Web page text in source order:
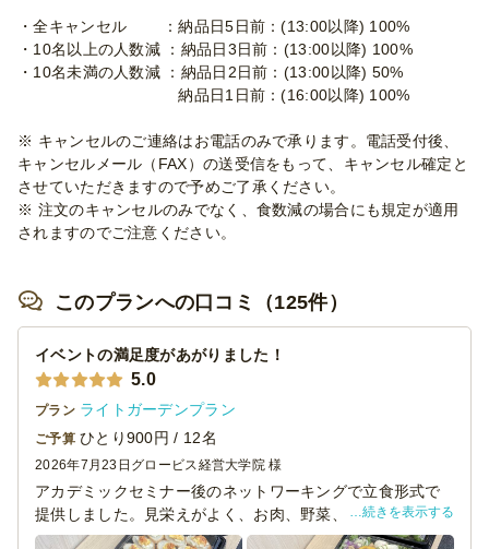
・全キャンセル ：納品日5日前：(13:00以降) 100%
・10名以上の人数減 ：納品日3日前：(13:00以降) 100%
・10名未満の人数減 ：納品日2日前：(13:00以降) 50%
納品日1日前：(16:00以降) 100%
※ キャンセルのご連絡はお電話のみで承ります。電話受付後、
キャンセルメール（FAX）の送受信をもって、キャンセル確定と
させていただきますので予めご了承ください。
※ 注文のキャンセルのみでなく、食数減の場合にも規定が適用
されますのでご注意ください。
このプランへの口コミ（125件）
イベントの満足度があがりました！
5.0
プラン ライトガーデンプラン
ご予算 ひとり900円 / 12名
2026年7月23日 グロービス経営大学院 様
アカデミックセミナー後のネットワーキングで立食形式で
提供しました。見栄えがよく、お肉、野菜、揚げ物、パン
だとバラエティーも豊富なのでとても満足感の高いライン
続きを表示する